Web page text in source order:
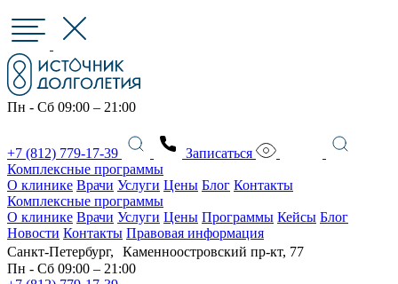
Пн - Сб 09:00 – 21:00
+7 (812) 779-17-39
Записаться
Комплексные программы
О клинике Врачи Услуги Цены Блог Контакты
Комплексные программы
О клинике Врачи Услуги Цены Программы Кейсы Блог
Новости Контакты Правовая информация
Санкт-Петербург, Каменноостровский пр-кт, 77
Пн - Сб 09:00 – 21:00